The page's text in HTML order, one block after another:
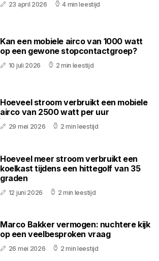
23 april 2026 4 min leestijd
Kan een mobiele airco van 1000 watt
op een gewone stopcontactgroep?
10 juli 2026 2 min leestijd
Hoeveel stroom verbruikt een mobiele
airco van 2500 watt per uur
29 mei 2026 2 min leestijd
Hoeveel meer stroom verbruikt een
koelkast tijdens een hittegolf van 35
graden
12 juni 2026 2 min leestijd
Marco Bakker vermogen: nuchtere kijk
op een veelbesproken vraag
26 mei 2026 2 min leestijd